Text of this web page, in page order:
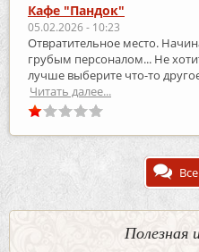
Кафе "Пандок"
05.02.2026 - 10:23
Отвратительное место.
грубым персоналом... Не
лучше выберите что-то
Читать далее...
Полезная